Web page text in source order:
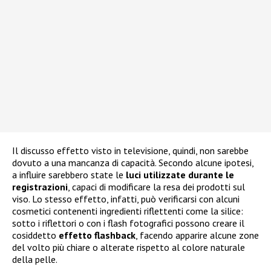
Il discusso effetto visto in televisione, quindi, non sarebbe
dovuto a una mancanza di capacità. Secondo alcune ipotesi,
a influire sarebbero state le luci utilizzate durante le
registrazioni, capaci di modificare la resa dei prodotti sul
viso. Lo stesso effetto, infatti, può verificarsi con alcuni
cosmetici contenenti ingredienti riflettenti come la silice:
sotto i riflettori o con i flash fotografici possono creare il
cosiddetto effetto flashback, facendo apparire alcune zone
del volto più chiare o alterate rispetto al colore naturale
della pelle.